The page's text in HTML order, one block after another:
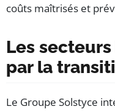
coûts maîtrisés et
Les
par la
Le Groupe Solstyce